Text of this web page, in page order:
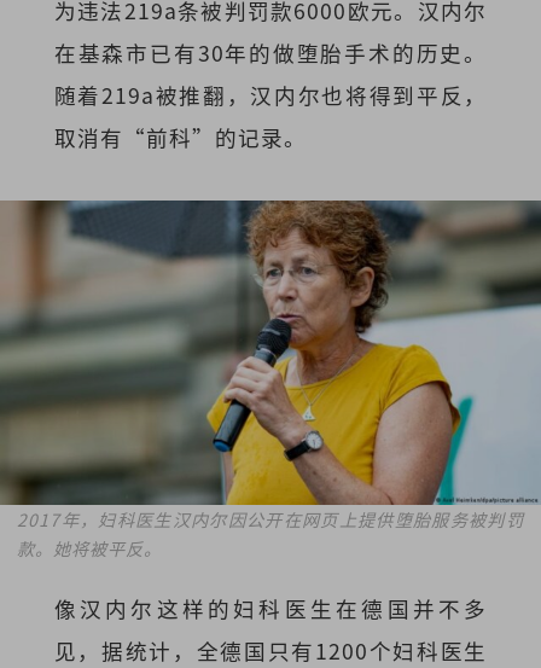
为违法219a条被判罚款6000欧元。汉内尔
在基森市已有30年的做堕胎手术的历史。
随着219a被推翻，汉内尔也将得到平反，
取消有“前科”的记录。
2017年，妇科医生汉内尔因公开在网页上提供堕胎服务被判罚
款。她将被平反。
像汉内尔这样的妇科医生在德国并不多
见，据统计，全德国只有1200个妇科医生